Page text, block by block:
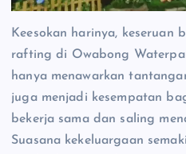
Keesokan harinya, keseruan
rafting di Owabong
hanya menawarkan
juga menjadi kesempatan
bekerja sama dan saling
Suasana kekeluargaan